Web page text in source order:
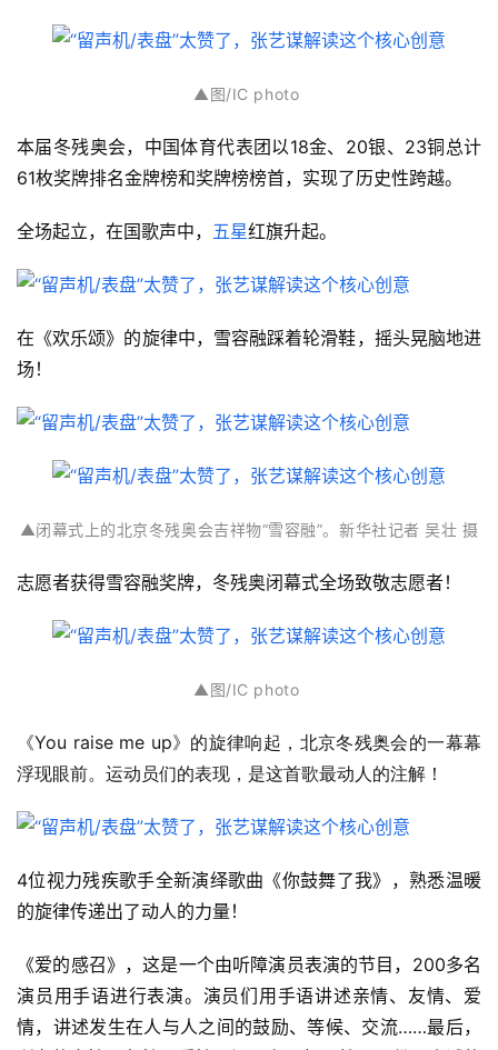
▲图/IC photo
本届冬残奥会，中国体育代表团以18金、20银、23铜总计
61枚奖牌排名金牌榜和奖牌榜榜首，实现了历史性跨越。
全场起立，在国歌声中， 五星红旗升起。
在《欢乐颂》的旋律中，雪容融踩着轮滑鞋，摇头晃脑地进
场！
▲闭幕式上的北京冬残奥会吉祥物“雪容融”。 新华社记者 吴壮 摄
志愿者获得雪容融奖牌，冬残奥闭幕式全场致敬志愿者！
▲图/IC photo
《You raise me up》的旋律响起，北京冬残奥会的一幕幕
浮现眼前。运动员们的表现，是这首歌最动人的注解！
4位视力残疾歌手全新演绎歌曲《你鼓舞了我》，熟悉温暖
的旋律传递出了动人的力量！
《爱的感召》，这是一个由听障演员表演的节目，200多名
演员用手语进行表演。演员们用手语讲述亲情、友情、爱
情，讲述发生在人与人之间的鼓励、等候、交流……最后，